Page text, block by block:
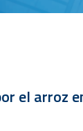
el arroz